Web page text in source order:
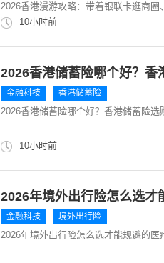
2026香港漫游攻略：带着银联卡逛商
10小时前
2026香港储蓄险哪个好？香
金融科技 香港储蓄险
2026香港储蓄险哪个好？香港储蓄险
10小时前
2026年境外出行险怎么选才
金融科技 境外出行险
2026年境外出行险怎么选才能规避的医